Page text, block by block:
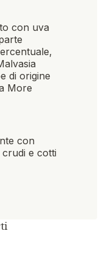
con uva
di origine
More
con
e cotti